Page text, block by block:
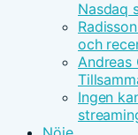
Nasdaq
och
Ingen